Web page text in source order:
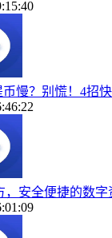
币慢？别慌！4招
，安全便捷的数